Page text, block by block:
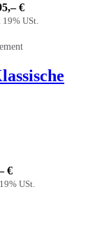
€
19% USt.
€
USt.